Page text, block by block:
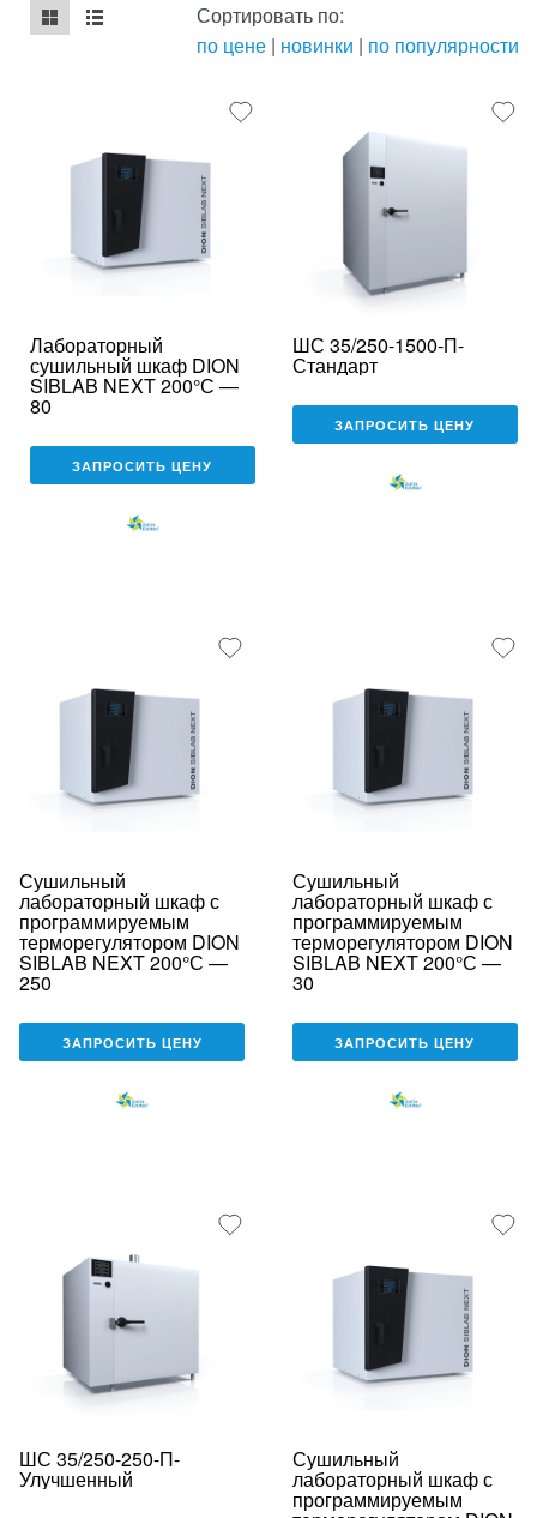
mse2_chunk_default
mse2_chunk_alternate
Сортировать по:
по цене | новинки | по популярности
Лабораторный
сушильный шкаф DION
SIBLAB NEXT 200°С —
80
ЗАПРОСИТЬ ЦЕНУ
ШС 35/250-1500-П-
Стандарт
ЗАПРОСИТЬ ЦЕНУ
Сушильный
лабораторный шкаф с
программируемым
терморегулятором DION
SIBLAB NEXT 200°С —
250
ЗАПРОСИТЬ ЦЕНУ
Сушильный
лабораторный шкаф с
программируемым
терморегулятором DION
SIBLAB NEXT 200°С —
30
ЗАПРОСИТЬ ЦЕНУ
ШС 35/250-250-П-
Улучшенный
Сушильный
лабораторный шкаф с
программируемым